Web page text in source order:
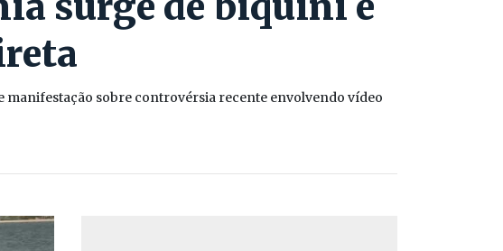
sobre controvérsia recente envolvendo vídeo